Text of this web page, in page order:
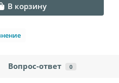
В корзину
Вопрос-ответ 0